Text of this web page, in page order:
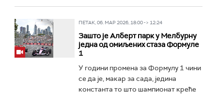
ПЕТАК, 06. МАР 2026, 18:00 -> 12:24
Зашто је Алберт парк у Мелбурну
једна од омиљених стаза Формуле
1
У години промена за Формулу 1 чини
се да је, макар за сада, једина
константа то што шампионат креће